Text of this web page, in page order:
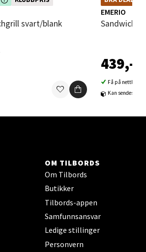
svart/blank
kombineres
EMERIO
439,-
Få på nettlager
Kan sendes til
OM TILBORDS
Om Tilbords
Butikker
Tilbords-appen
Samfunnsansvar
Ledige stillinger
Personvern
Sortland Storsenter
Sortland
Velg
7714 Steinkjer